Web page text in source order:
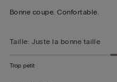
Bonne coupe. Confortable.
Taille: Juste la bonne taille
Trop petit